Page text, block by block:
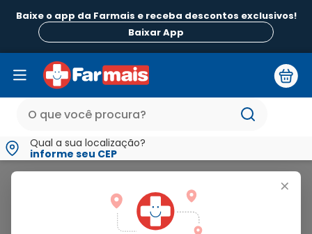
Baixe o app da Farmais e receba descontos exclusivos!
Baixar App
Qual a sua localização?
informe seu CEP
+